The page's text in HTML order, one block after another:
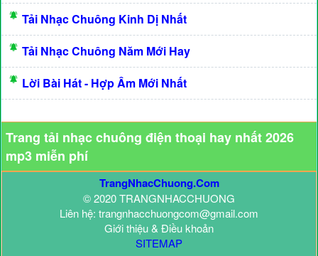
Tải Nhạc Chuông Kinh Dị Nhất
Tải Nhạc Chuông Năm Mới Hay
Lời Bài Hát - Hợp Âm Mới Nhất
Trang tải nhạc chuông điện thoại hay nhất 2026
mp3 miễn phí
TrangNhacChuong.Com
© 2020 TRANGNHACCHUONG
Liên hệ: trangnhacchuongcom@gmail.com
Giới thiệu & Điều khoản
SITEMAP